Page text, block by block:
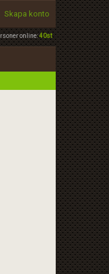
online:40st
Skapa konto